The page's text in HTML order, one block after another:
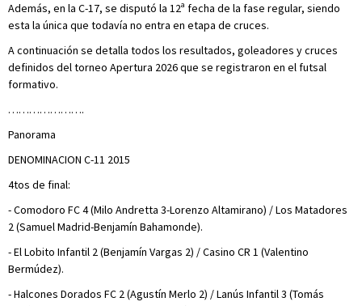
Además, en la C-17, se disputó la 12ª fecha de la fase regular, siendo
esta la única que todavía no entra en etapa de cruces.
A continuación se detalla todos los resultados, goleadores y cruces
definidos del torneo Apertura 2026 que se registraron en el futsal
formativo.
………………….
Panorama
DENOMINACION C-11 2015
4tos de final:
- Comodoro FC 4 (Milo Andretta 3-Lorenzo Altamirano) / Los Matadores
2 (Samuel Madrid-Benjamín Bahamonde).
- El Lobito Infantil 2 (Benjamín Vargas 2) / Casino CR 1 (Valentino
Bermúdez).
- Halcones Dorados FC 2 (Agustín Merlo 2) / Lanús Infantil 3 (Tomás